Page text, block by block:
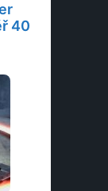
40